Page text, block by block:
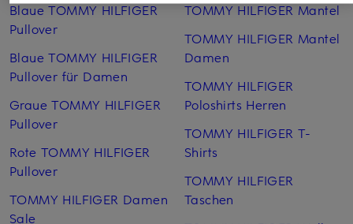
Blaue TOMMY HILFIGER
Pullover
Blaue TOMMY HILFIGER
Pullover für Damen
Graue TOMMY HILFIGER
Pullover
Rote TOMMY HILFIGER
Pullover
TOMMY HILFIGER Damen
Sale
TOMMY HILFIGER Mantel
TOMMY HILFIGER Mantel
Damen
TOMMY HILFIGER
Poloshirts Herren
TOMMY HILFIGER T-
Shirts
TOMMY HILFIGER
Taschen